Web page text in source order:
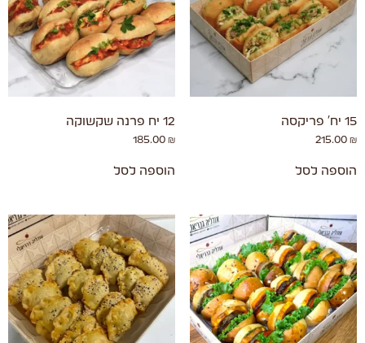
15 יח' פריקסה
215.00 ₪
הוספה לסל
12 יח פרנה שקשוקה
185.00₪
הוספה לסל